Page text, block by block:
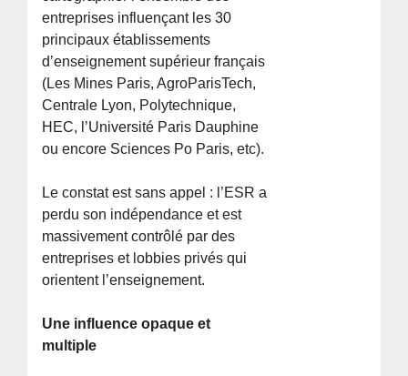
entreprises influençant les 30
principaux établissements
d’enseignement supérieur français
(Les Mines Paris, AgroParisTech,
Centrale Lyon, Polytechnique,
HEC, l’Université Paris Dauphine
ou encore Sciences Po Paris, etc).
Le constat est sans appel : l’ESR a
perdu son indépendance et est
massivement contrôlé par des
entreprises et lobbies privés qui
orientent l’enseignement.
Une influence opaque et
multiple